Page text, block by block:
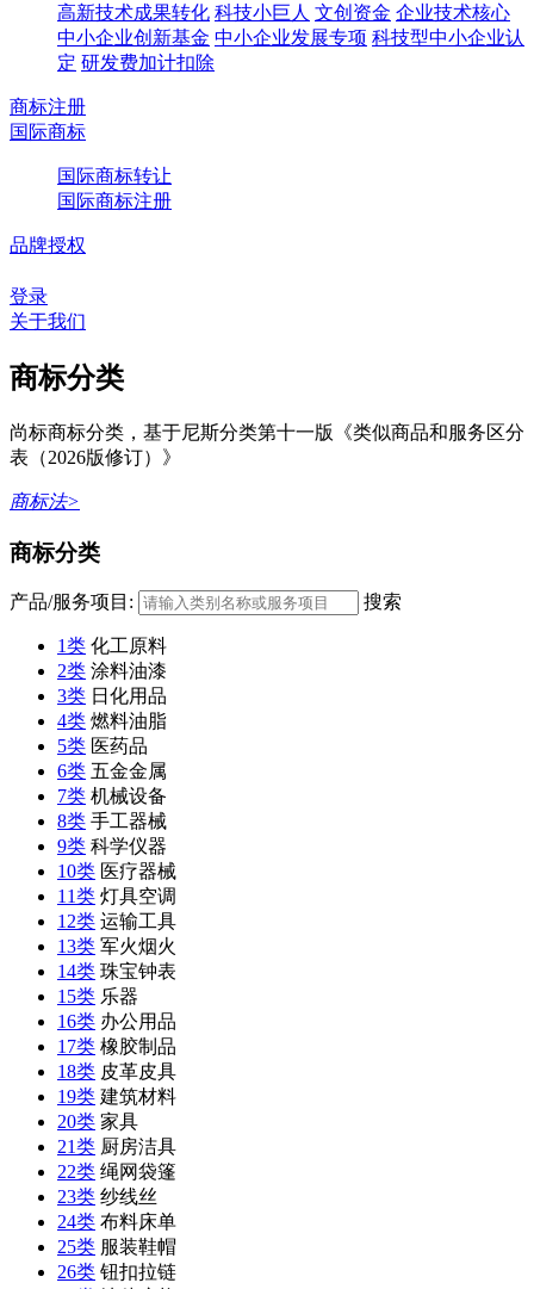
高新技术成果转化 科技小巨人 文创资金 企业技术核心
中小企业创新基金 中小企业发展专项 科技型中小企业认
定 研发费加计扣除
商标注册
国际商标
国际商标转让
国际商标注册
品牌授权
登录
关于我们
商标分类
尚标商标分类，基于尼斯分类第十一版《类似商品和服务区分
表（2026版修订）》
商标法>
商标分类
产品/服务项目: 搜索
1类 化工原料
2类 涂料油漆
3类 日化用品
4类 燃料油脂
5类 医药品
6类 五金金属
7类 机械设备
8类 手工器械
9类 科学仪器
10类 医疗器械
11类 灯具空调
12类 运输工具
13类 军火烟火
14类 珠宝钟表
15类 乐器
16类 办公用品
17类 橡胶制品
18类 皮革皮具
19类 建筑材料
20类 家具
21类 厨房洁具
22类 绳网袋篷
23类 纱线丝
24类 布料床单
25类 服装鞋帽
26类 钮扣拉链